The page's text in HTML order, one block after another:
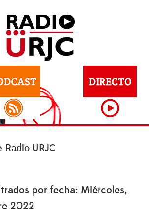
Radio URJC
por fecha: Miércoles,
2022